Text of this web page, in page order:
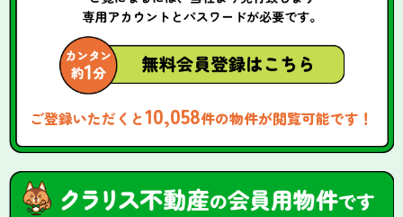
ご登録いただくと10,058件の物件が閲覧可能です！